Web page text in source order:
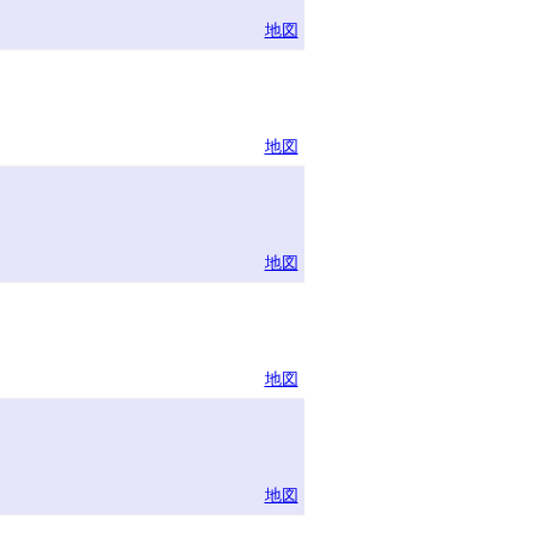
地図
地図
地図
地図
地図